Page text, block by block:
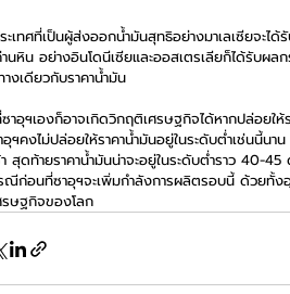
ะเทศที่เป็นผู้ส่งออกน้ำมันสุทธิอย่างมาเลเซียจะ
นหิน อย่างอินโดนีเซียและออสเตรเลียก็ได้รับผล
างเดียวกับราคาน้ำมัน
าอุฯเองก็อาจเกิดวิกฤติเศรษฐกิจได้หากปล่อยใ
ฯคงไม่ปล่อยให้ราคาน้ำมันอยู่ในระดับต่ำเช่นนี้น
า สุดท้ายราคาน้ำมันน่าจะอยู่ในระดับต่ำราว 40-
ณีก่อนที่ซาอุฯจะเพิ่มกำลังการผลิตรอบนี้ ด้วยทั้ง
รษฐกิจของโลก